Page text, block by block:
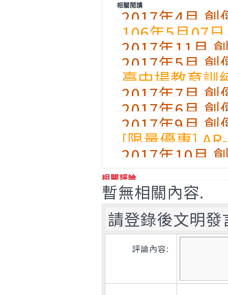
相關閱讀
2017年4月 創
106年5月07
門禁系統產品
2017年11月
2017年5月 創
臺中場教育訓
2017年7月 創
2017年6月 創
2017年9月 創
[限量優惠]
機
2017年10月
相關評論
暫無相關內容.
請登錄後文明
評論內容: